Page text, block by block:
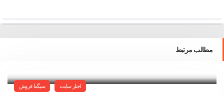
مطالب مرتبط
اخبار سایت سیگما فروش